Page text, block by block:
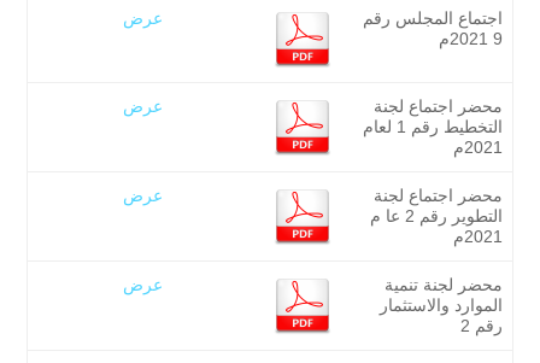
اجتماع المجلس رقم
9 2021م
عرض
محضر اجتماع لجنة
التخطيط رقم 1 لعام
2021م
عرض
محضر اجتماع لجنة
التطوير رقم 2 عا م
2021م
عرض
محضر لجنة تنمية
الموارد والاستثمار
رقم 2
عرض